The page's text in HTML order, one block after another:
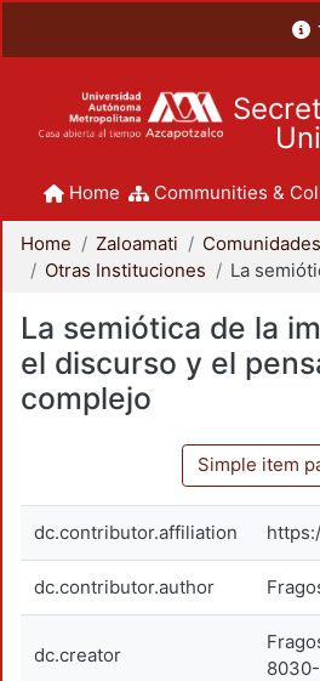
Home Communities &
Home Zaloamati
Otras Instituciones
La semiótica de la
el discurso y el
complejo
Simple item
dc.contributor.affiliation
dc.contributor.author
dc.creator